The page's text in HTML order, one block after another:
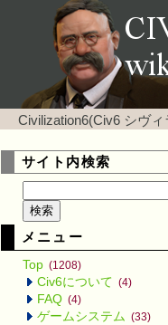
Civilization6(Civ6 シヴ
サイト内検索
メニュー
Top (1208)
Civ6について (4)
FAQ (4)
ゲームシステム (33)